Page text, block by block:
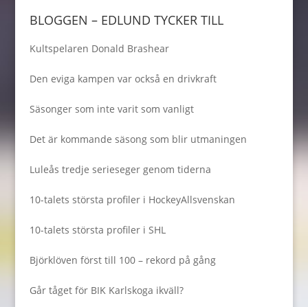
BLOGGEN – EDLUND TYCKER TILL
Kultspelaren Donald Brashear
Den eviga kampen var också en drivkraft
Säsonger som inte varit som vanligt
Det är kommande säsong som blir utmaningen
Luleås tredje serieseger genom tiderna
10-talets största profiler i HockeyAllsvenskan
10-talets största profiler i SHL
Björklöven först till 100 – rekord på gång
Går tåget för BIK Karlskoga ikväll?